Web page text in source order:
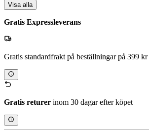
Visa alla
Gratis Expressleverans
Gratis standardfrakt på beställningar på 399
Gratis returer inom 30 dagar efter köpet